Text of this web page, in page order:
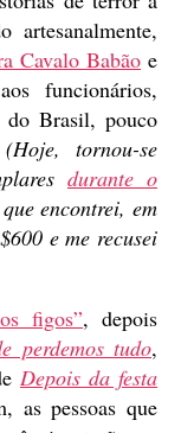
artesanalmente,
Cavalo Babão e
funcionários,
do Brasil, pouco
(Hoje, tornou-se
durante o
encontrei, em
e me recusei
figos”, depois
perdemos tudo,
Depois da festa
as pessoas que